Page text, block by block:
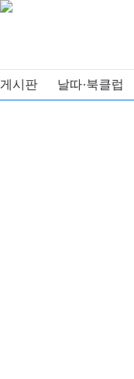
게시판 날따·북클럽